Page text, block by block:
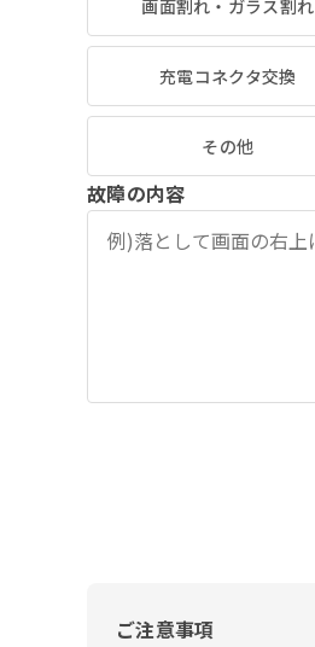
画面割れ・ガラス割れ
充電コネクタ交換
その他
故障の内容
ご注意事項